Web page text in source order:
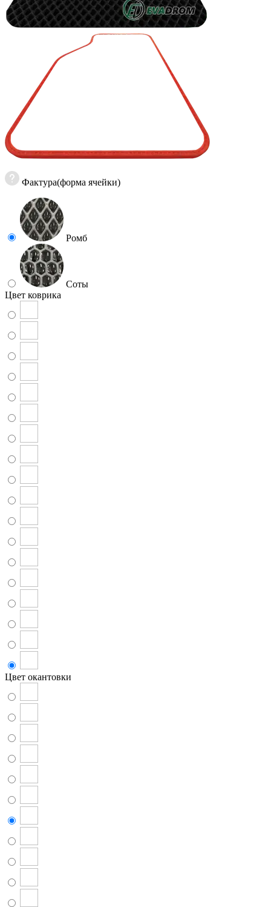
Фактура(форма ячейки)
Ромб
Соты
Цвет коврика
Цвет окантовки